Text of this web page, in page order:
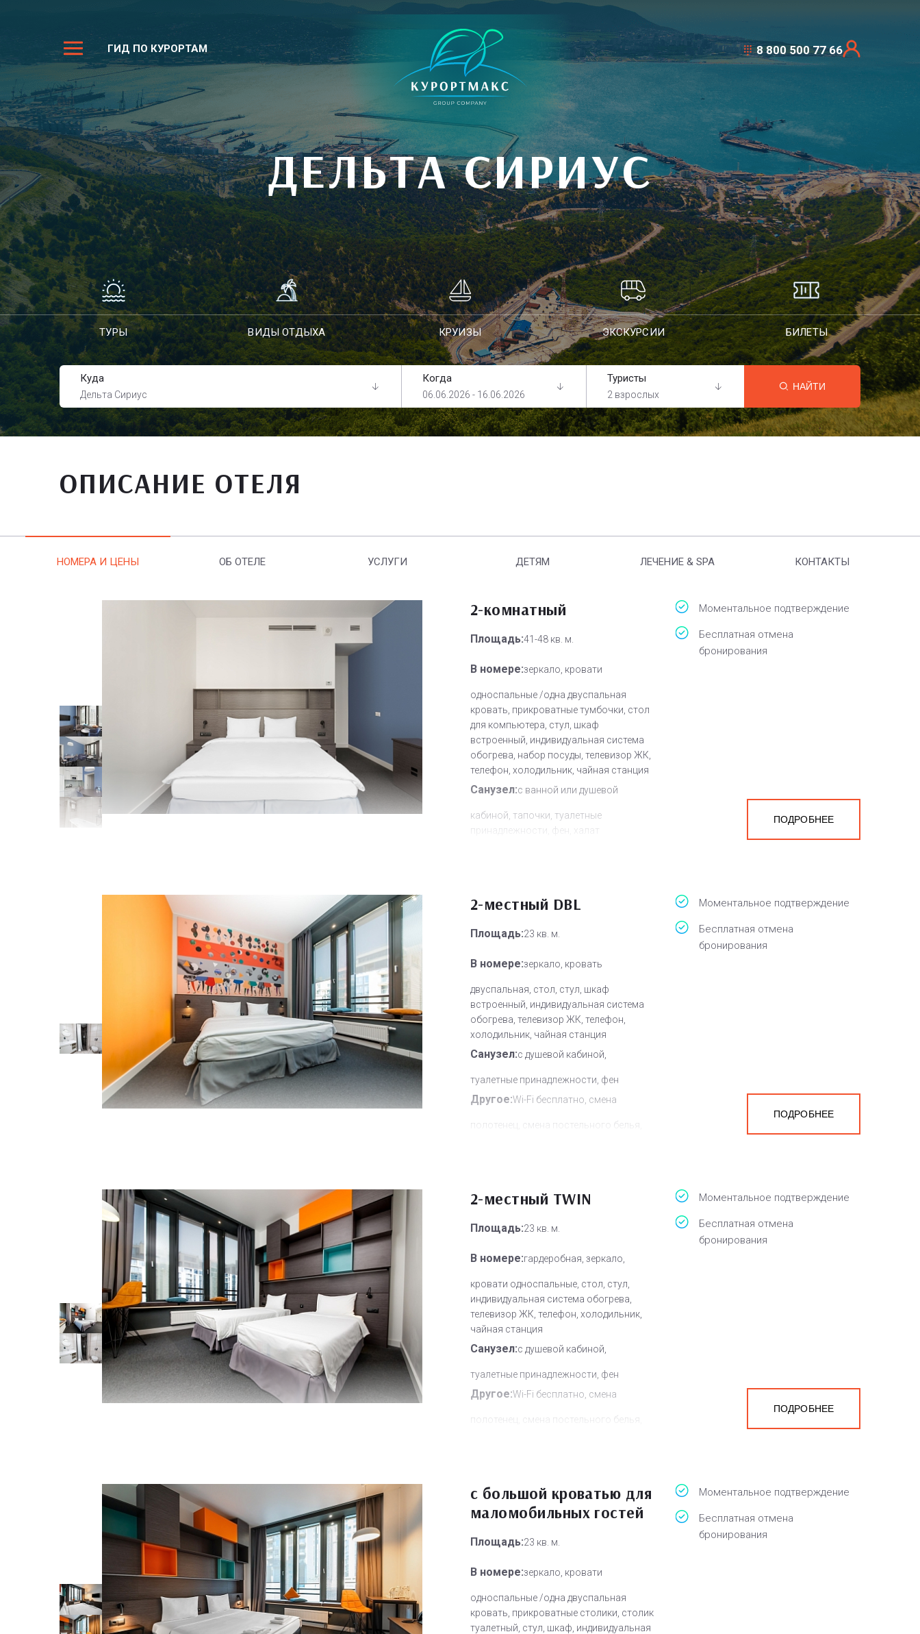
ГИД ПО КУРОРТАМ 8 800 500 77 66
ДЕЛЬТА СИРИУС
ТУРЫ ВИДЫ ОТДЫХА КРУИЗЫ ЭКСКУРСИИ БИЛЕТЫ
Куда
Дельта Сириус
Когда
06.06.2026 - 16.06.2026
Туристы
2 взрослых
НАЙТИ
ОПИСАНИЕ ОТЕЛЯ
НОМЕРА И ЦЕНЫ ОБ ОТЕЛЕ УСЛУГИ ДЕТЯМ ЛЕЧЕНИЕ & SPA КОНТАКТЫ
2-комнатный
Площадь:41-48 кв. м.
В номере:зеркало, кровати
односпальные /одна двуспальная
кровать, прикроватные тумбочки, стол
для компьютера, стул, шкаф
встроенный, индивидуальная система
обогрева, набор посуды, телевизор ЖК,
телефон, холодильник, чайная станция
Санузел:с ванной или душевой
кабиной, тапочки, туалетные
принадлежности, фен, халат
Дополнительное место:
Моментальное подтверждение
Бесплатная отмена
бронирования
ПОДРОБНЕЕ
2-местный DBL
Площадь:23 кв. м.
В номере:зеркало, кровать
двуспальная, стол, стул, шкаф
встроенный, индивидуальная система
обогрева, телевизор ЖК, телефон,
холодильник, чайная станция
Санузел:с душевой кабиной,
туалетные принадлежности, фен
Другое:Wi-Fi бесплатно, смена
полотенец, смена постельного белья,
Моментальное подтверждение
Бесплатная отмена
бронирования
ПОДРОБНЕЕ
2-местный TWIN
Площадь:23 кв. м.
В номере:гардеробная, зеркало,
кровати односпальные, стол, стул,
индивидуальная система обогрева,
телевизор ЖК, телефон, холодильник,
чайная станция
Санузел:с душевой кабиной,
туалетные принадлежности, фен
Другое:Wi-Fi бесплатно, смена
полотенец, смена постельного белья,
Моментальное подтверждение
Бесплатная отмена
бронирования
ПОДРОБНЕЕ
с большой кроватью для
маломобильных гостей
Площадь:23 кв. м.
В номере:зеркало, кровати
односпальные /одна двуспальная
кровать, прикроватные столики, столик
туалетный, стул, шкаф, индивидуальная
Моментальное подтверждение
Бесплатная отмена
бронирования